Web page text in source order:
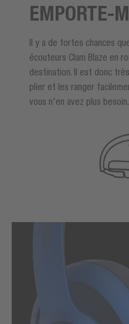
EMPORTE-
Il y a de fortes chances
écouteurs Clam Blaze en
destination. Il est donc
plier et les ranger
vous n'en avez plus besoin.